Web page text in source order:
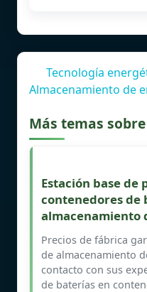
Tecnología
Almacenamiento de
Más temas
Estación base de
contenedores de
almacenamiento
Precios de fábrica
de almacenamiento
contacto con sus
de baterías en